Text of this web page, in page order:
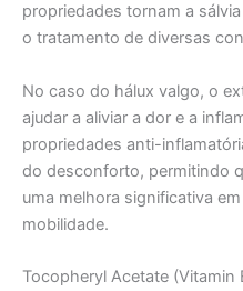
propriedades tornam a
o tratamento de diversas
No caso do hálux valgo, o
ajudar a aliviar a dor e a
propriedades anti-
do desconforto, permitindo
uma melhora significativa
mobilidade.
Tocopheryl Acetate (Vitamin